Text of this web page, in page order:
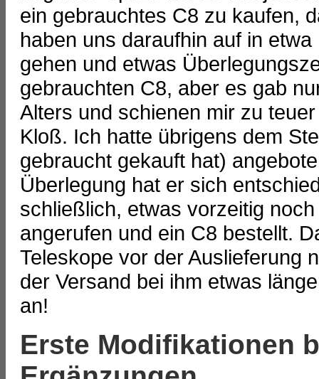
ein gebrauchtes C8 zu kaufen,
haben uns daraufhin auf in
gehen und etwas
gebrauchten C8, aber es gab
Alters und schienen mir zu
Kloß. Ich hatte übrigens dem
gebraucht gekauft hat)
Überlegung hat er sich
schließlich, etwas vorzeitig
angerufen und ein C8 bestellt.
Teleskope vor der Auslieferung
der Versand bei ihm etwas
an!
Erste Modifikationen